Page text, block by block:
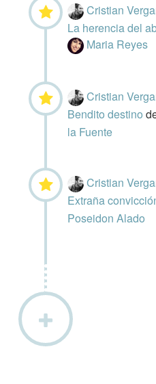
Cristian
La herencia del
Maria Reyes
Cristian
Bendito destino
la Fuente
Cristian
Extraña
Poseidon Alado